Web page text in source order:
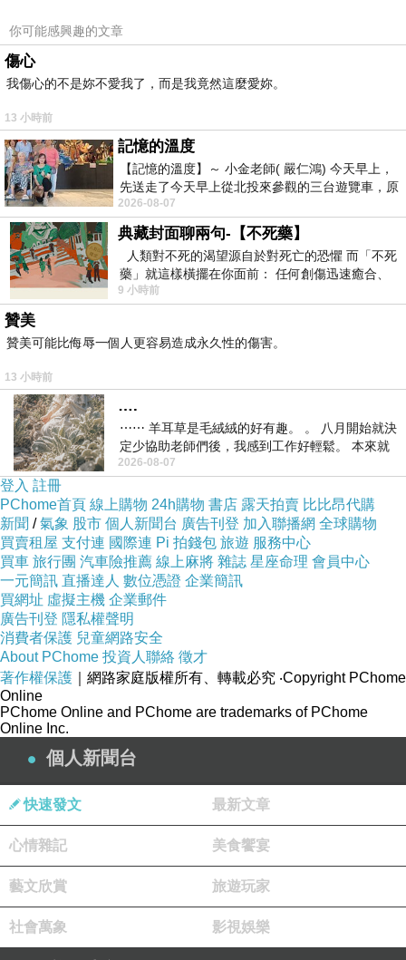
你可能感興趣的文章
傷心
我傷心的不是妳不愛我了，而是我竟然這麼愛妳。
13 小時前
記憶的溫度
【記憶的溫度】～ 小金老師( 嚴仁鴻) 今天早上，
先送走了今天早上從北投來參觀的三台遊覽車，原
以為展場已經差不多要安靜下來，卻發
2026-08-07
典藏封面聊兩句-【不死藥】
人類對不死的渴望源自於對死亡的恐懼 而「不死
藥」就這樣橫擺在你面前： 任何創傷迅速癒合、
停止衰老、痛覺消失…堪
9 小時前
贊美
贊美可能比侮辱一個人更容易造成永久性的傷害。
13 小時前
….
⋯⋯ 羊耳草是毛絨絨的好有趣。 。 八月開始就決
定少協助老師們後，我感到工作好輕鬆。 本來就
不是我的工作啊。 真
2026-08-07
登入 註冊
PChome首頁 線上購物 24h購物 書店 露天拍賣 比比昂代購
新聞 /氣象 股市 個人新聞台 廣告刊登 加入聯播網 全球購物
買賣租屋 支付連 國際連 Pi 拍錢包 旅遊 服務中心
買車 旅行團 汽車險推薦 線上麻將 雜誌 星座命理 會員中心
一元簡訊 直播達人 數位憑證 企業簡訊
買網址 虛擬主機 企業郵件
廣告刊登 隱私權聲明
消費者保護 兒童網路安全
About PChome 投資人聯絡 徵才
著作權保護 ｜網路家庭版權所有、轉載必究 ‧Copyright PChome
Online
PChome Online and PChome are trademarks of PChome
Online Inc.
個人新聞台
快速發文 最新文章
心情雜記 美食饗宴
藝文欣賞 旅遊玩家
社會萬象 影視娛樂